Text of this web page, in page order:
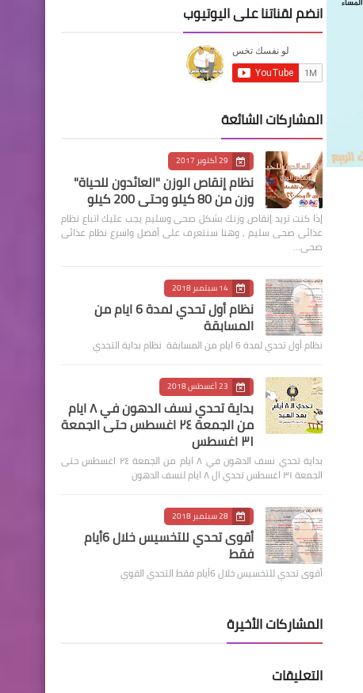
انضم لقناتنا على اليوتيوب
المشاركات الشائعة
29 أكتوبر 2017
نظام إنقاص الوزن "العائدون للحياة"
وزن من 80 كيلو وحتى 200 كيلو
إذا كنت تريد إنقاص وزنك بشكل صحى وسليم يجب عليك اتباع نظام
غذائى صحى سليم , وهنا سنتعرف على أفضل واسرع نظام غذائى
صحى…
14 سبتمبر 2018
نظام أول تحدي لمدة 6 ايام من
المسابقة
نظام أول تحدي لمدة 6 ايام من المسابقة نظام بداية التحدي
23 أغسطس 2018
بداية تحدي نسف الدهون في ٨ ايام
من الجمعة ٢٤ اغسطس حتى الجمعة
٣١ اغسطس
بداية تحدي نسف الدهون في ٨ ايام من الجمعة ٢٤ اغسطس حتى
الجمعة ٣١ اغسطس تحدي ال ٨ ايام لنسف الدهون
28 سبتمبر 2018
أقوى تحدي للتخسيس خلال 6أيام
فقط
أقوى تحدي للتخسيس خلال 6أيام فقط التحدي القوي
المشاركات الأخيرة
التعليقات